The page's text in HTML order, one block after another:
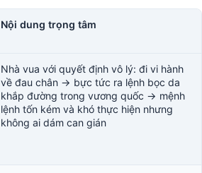
Nội dung trọng tâm
Nhà vua với quyết định vô lý: đi vi hành
về đau chân → bực tức ra lệnh bọc da
khắp đường trong vương quốc → mệnh
lệnh tốn kém và khó thực hiện nhưng
không ai dám can gián